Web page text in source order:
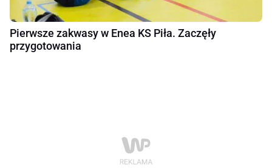
Pierwsze zakwasy w Enea KS Piła. Zaczęły
przygotowania